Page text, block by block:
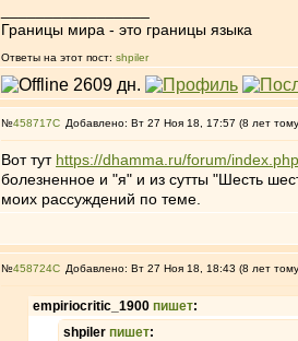
Границы мира - это границы языка
Ответы на этот пост: shpiler
№458717 Добавлено: Вт 27 Ноя 18, 17:57 (8 лет
Вот тут https://dhamma.ru/forum/
болезненное и "я" и из сутты "Шесть
моих рассуждений по теме.
№458724 Добавлено: Вт 27 Ноя 18, 18:43 (8 лет
empiriocritic_1900 пишет:
shpiler пишет: